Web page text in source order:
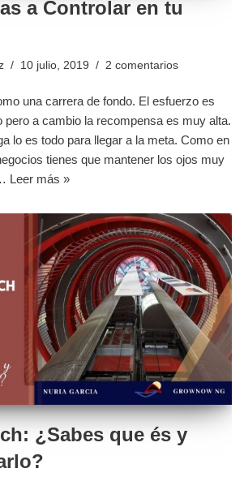
a Controlar en tu
10 julio, 2019 2 comentarios
una carrera de fondo. El esfuerzo es
pero a cambio la recompensa es muy alta.
lo es todo para llegar a la meta. Como en
tienes que mantener los ojos muy
Leer más »
¿Sabes que és y